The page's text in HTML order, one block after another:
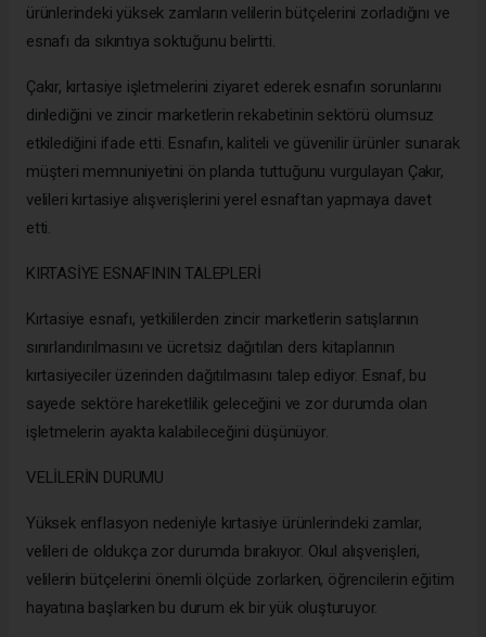
ürünlerindeki yüksek zamların velilerin bütçelerini zorladığını ve
esnafı da sıkıntıya soktuğunu belirtti.
Çakır, kırtasiye işletmelerini ziyaret ederek esnafın sorunlarını
dinlediğini ve zincir marketlerin rekabetinin sektörü olumsuz
etkilediğini ifade etti. Esnafın, kaliteli ve güvenilir ürünler sunarak
müşteri memnuniyetini ön planda tuttuğunu vurgulayan Çakır,
velileri kırtasiye alışverişlerini yerel esnaftan yapmaya davet
etti.
KIRTASİYE ESNAFININ TALEPLERİ
Kırtasiye esnafı, yetkililerden zincir marketlerin satışlarının
sınırlandırılmasını ve ücretsiz dağıtılan ders kitaplarının
kırtasiyeciler üzerinden dağıtılmasını talep ediyor. Esnaf, bu
sayede sektöre hareketlilik geleceğini ve zor durumda olan
işletmelerin ayakta kalabileceğini düşünüyor.
VELİLERİN DURUMU
Yüksek enflasyon nedeniyle kırtasiye ürünlerindeki zamlar,
velileri de oldukça zor durumda bırakıyor. Okul alışverişleri,
velilerin bütçelerini önemli ölçüde zorlarken, öğrencilerin eğitim
hayatına başlarken bu durum ek bir yük oluşturuyor.